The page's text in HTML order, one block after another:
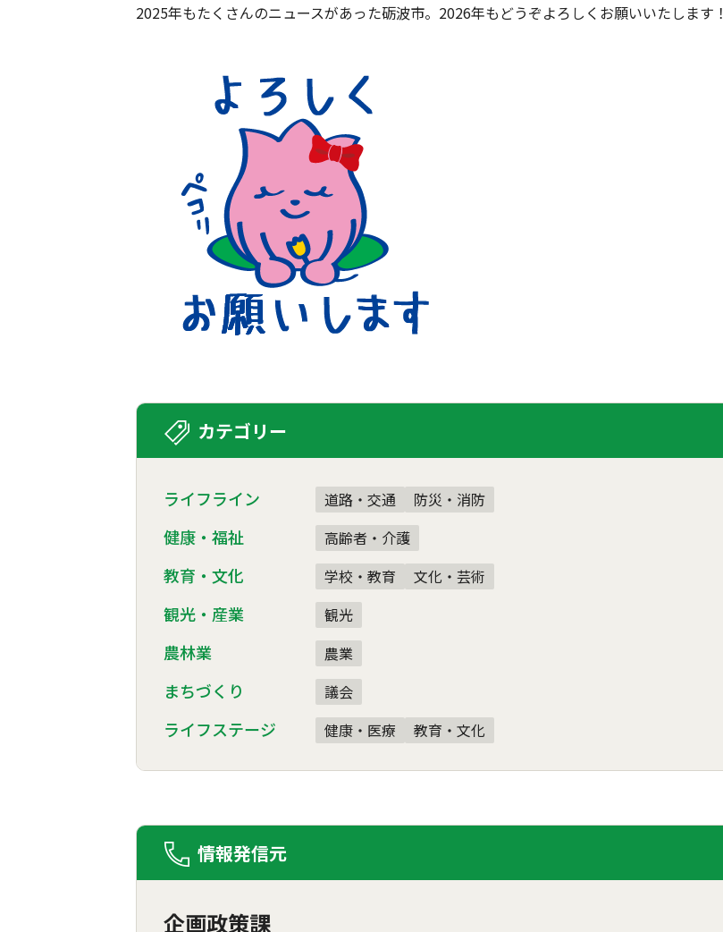
2025年もたくさんのニュースがあった砺波市。2026年もどうぞよろしくお願いいたします！
カテゴリー
ライフライン 道路・交通 防災・消防
健康・福祉 高齢者・介護
教育・文化 学校・教育 文化・芸術
観光・産業 観光
農林業 農業
まちづくり 議会
ライフステージ 健康・医療 教育・文化
情報発信元
企画政策課